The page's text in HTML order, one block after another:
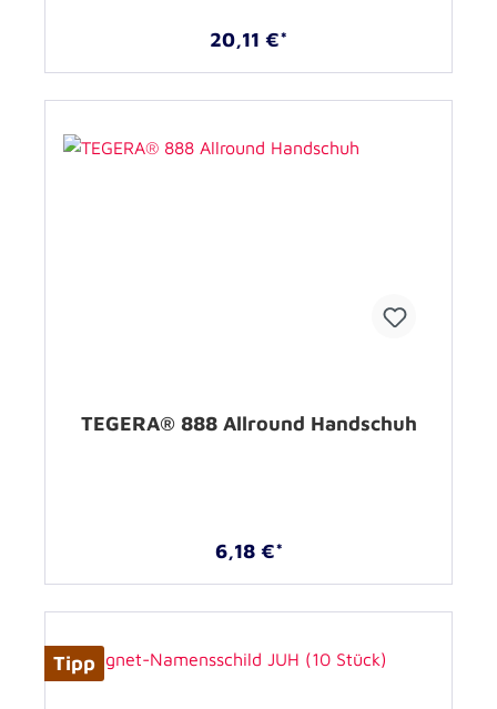
20,11 €*
TEGERA® 888 Allround Handschuh
6,18 €*
Tipp